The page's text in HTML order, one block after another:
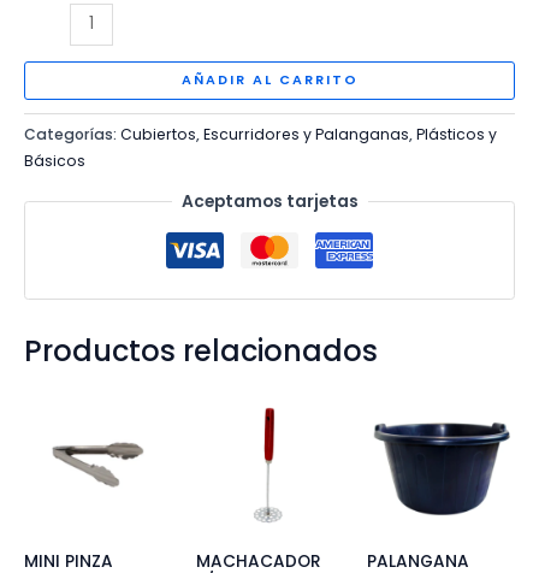
COLGAR
SOLIDA
20X30
cm
cantidad
AÑADIR AL CARRITO
Categorías: Cubiertos,Escurridores y Palanganas,Plásticos y
Básicos
Aceptamos tarjetas
Productos relacionados
MINI PINZA
MACHACADOR
PALANGANA